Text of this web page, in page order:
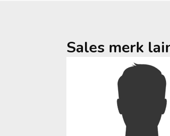
Sales merk